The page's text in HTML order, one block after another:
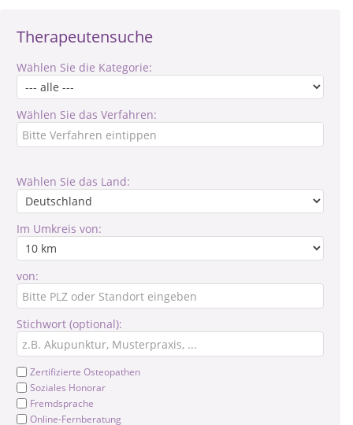
Therapeutensuche
Wählen Sie die Kategorie:
Wählen Sie das Verfahren:
Wählen Sie das Land:
Im Umkreis von:
von:
Stichwort (optional):
Zertifizierte Osteopathen
Soziales Honorar
Fremdsprache
Online-Fernberatung